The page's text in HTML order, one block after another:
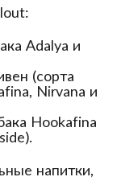
Adalya и
(сорта
Nirvana и
Hookafina
напитки,